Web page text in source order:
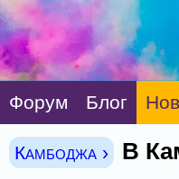
Форум Блог
Камбоджа › В